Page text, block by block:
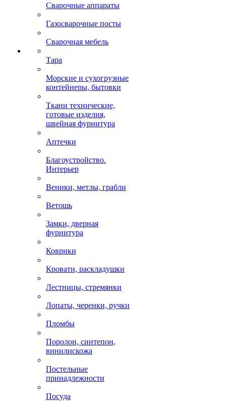
Сварочные аппараты
Газосварочные посты
Сварочная мебель
Тара
Морские и сухогрузные
контейнеры, бытовки
Ткани технические,
готовые изделия,
швейная фурнитура
Аптечки
Благоустройство.
Интерьер
Веники, метлы, грабли
Ветошь
Замки, дверная
фурнитура
Коврики
Кровати, раскладушки
Лестницы, стремянки
Лопаты, черенки, ручки
Пломбы
Поролон, синтепон,
винилискожа
Постельные
принадлежности
Посуда